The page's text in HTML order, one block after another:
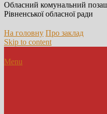
Обласний комунальний
Рівненської обласної ради
На головну Про заклад
Skip to content
Menu